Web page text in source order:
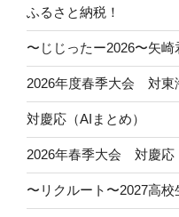
ふるさと納税！
〜じじったー2026〜矢
2026年度春季大会 対東
対慶応（AIまとめ）
2026年春季大会 対慶
〜リクルート〜2027高校